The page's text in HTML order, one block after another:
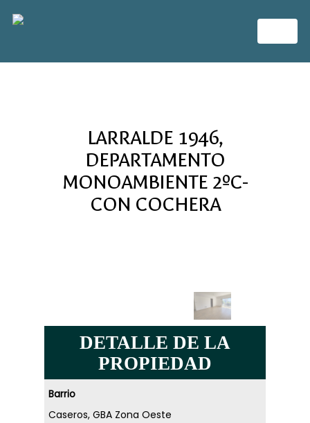
LARRALDE 1946,
DEPARTAMENTO
MONOAMBIENTE 2ºC-
CON COCHERA
DETALLE DE LA
PROPIEDAD
Barrio
Caseros, GBA Zona Oeste